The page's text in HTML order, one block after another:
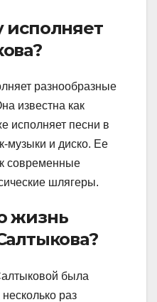
исполняет
разнообразные
известна как
исполняет песни в
музыки и диско. Ее
современные
шлягеры.
жизнь
была
раз